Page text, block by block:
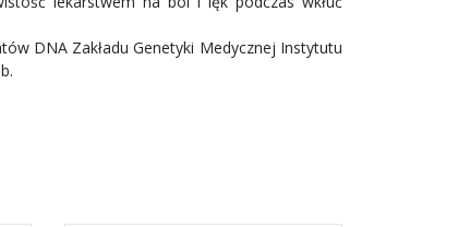
DNA Zakładu Genetyki Medycznej Instytutu